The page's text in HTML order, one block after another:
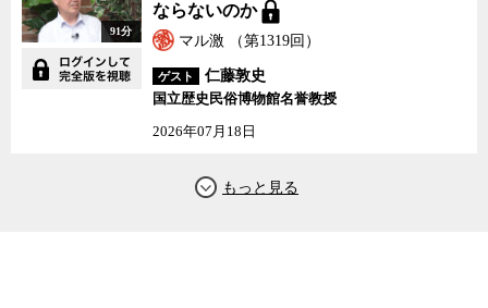
91分
ならないのか
マル激 （第1319回）
ゲスト
仁藤敦史
国立歴史民俗博物館名誉教授
2026年07月18日